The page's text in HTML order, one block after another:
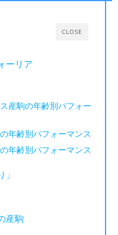
CLOSE
ーリア
産駒の年齢別パフォー
年齢別パフォーマンス
年齢別パフォーマンス
産駒